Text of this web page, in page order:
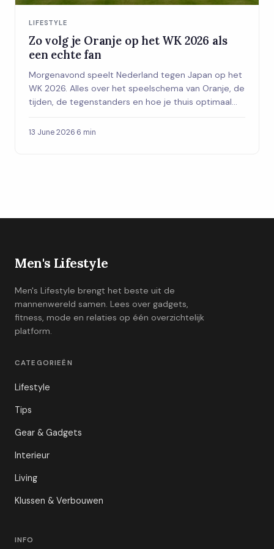
LIFESTYLE
Zo volg je Oranje op het WK 2026 als
een echte fan
Morgenavond speelt Nederland tegen Japan op het
WK 2026. Alles over het speelschema van Oranje, de
tijden, de tegenstanders en hoe je thuis optimaal
13 June 2026·6 min
Men's Lifestyle
Men's Lifestyle brengt het beste uit de
mannenwereld samen. Lees over gadgets,
fitness, mode en relaties op één overzichtelijk
platform.
CATEGORIEËN
Lifestyle
Tips
Gear & Gadgets
Interieur
Living
Klussen & Verbouwen
INFO